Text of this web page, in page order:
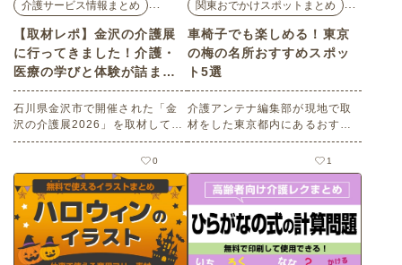
介護サービス情報まとめ
【取材レポ】金沢の介護展
に行ってきました！介護・
医療の学びと体験が詰まっ
た1日。
石川県金沢市で開催された「金
沢の介護展2026」を取材してき
ました。医師による人気講演か
ら、気軽に参加できるミニ講
座、体験型の企業ブースまで、
介護・医療・健康の“学び・体
験・相談”が一度にできる、見ど
ころ満載のイベントの様子をレ
ポートします。
0
関東おでかけスポットまとめ
車椅子でも楽しめる！東京
の梅の名所おすすめスポッ
ト5選
介護アンテナ編集部が現地で取
材をした東京都内にあるおすす
めの梅の名所を５選紹介しま
す。見どころはもちろんのこと
バリアフリーの設備面について
も紹介しているので、介護施設
などでの外出アクティビティの
事前チェックの際にぜひ参考に
してください。
1